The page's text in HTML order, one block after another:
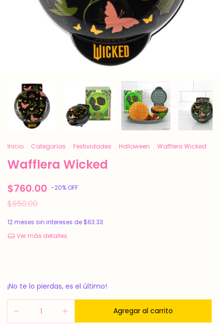
Inicio . Categorías . Festividades . Halloween . Wafflera Wicked
Wafflera Wicked
$760.00 -20% OFF
$950.00
12meses sin intereses de $63.33
Ver más detalles
¡No te lo pierdas, es el último!